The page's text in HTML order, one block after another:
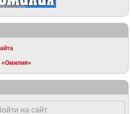
«Омилия»
на сайт